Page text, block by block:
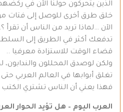
الذين يتحركون حولنا الآن في
خلق طرق أخرى للوصل إلى فتات
الآن …لماذا تريد من الناس أن
تدفعك أكثر في الطريق إلى
قضاء الوقت للاستزادة معرفيا ..
ولكن لوصدق المحللون والندابون،
تغلق أبوابها في العالم العربي
فهذا يعني أن الناس تشتري الكتب
العرب اليوم – هل تؤيد الحوار